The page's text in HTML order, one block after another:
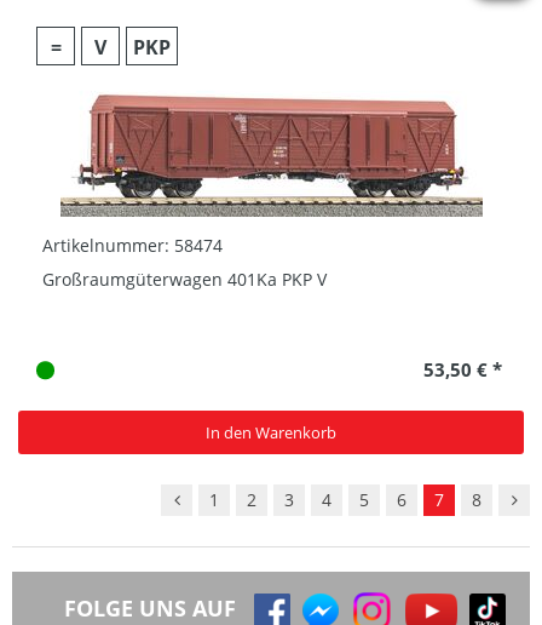
= V PKP
Artikelnummer: 58474
Großraumgüterwagen 401Ka PKP V
53,50 € *
In den Warenkorb
1 2 3 4 5 6 7 8
FOLGE UNS AUF